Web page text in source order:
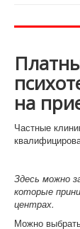
Роддома и
Лучшие
Отзывы о
на
Частные
Здесь можно
которые
центрах.
Можно